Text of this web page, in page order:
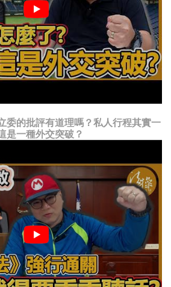
委的批評有道理嗎？私人行程其實一
是一種外交突破？